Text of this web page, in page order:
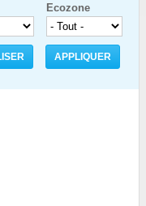
Ecozone